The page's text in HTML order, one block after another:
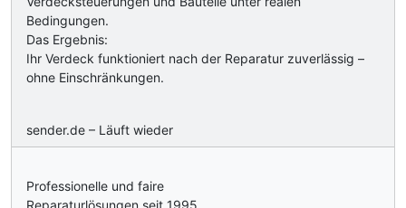
Bedingungen.
Das Ergebnis:
Ihr Verdeck funktioniert nach der Reparatur zuverlässig –
ohne Einschränkungen.
sender.de – Läuft wieder
Professionelle und faire
Reparaturlösungen seit 1995